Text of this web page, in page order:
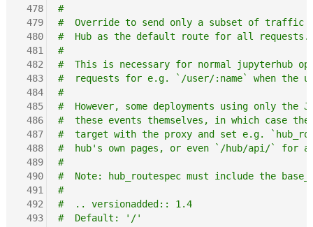
478
479
480
481
482
483
484
485
486
487
488
489
490
491
492
493
#
#  Override to send only a subset of traffic
#  Hub as the default route for all requests.
#
#  This is necessary for normal jupyterhub
#  requests for e.g. `/user/:name` when the
#
#  However, some deployments using only the
#  these events themselves, in which case
#  target with the proxy and set e.g.
#  hub's own pages, or even `/hub/api/` for
#
#  Note: hub_routespec must include the
#
#  .. versionadded:: 1.4
#  Default: '/'